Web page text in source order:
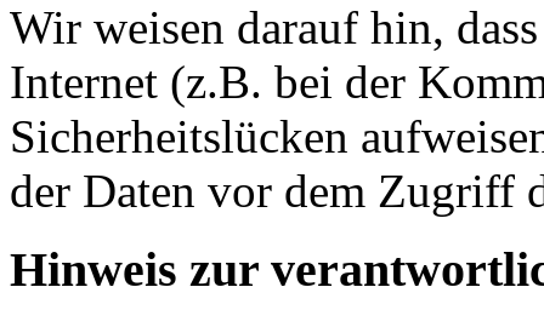
Wir weisen darauf hin,
Internet (z.B. bei der
Sicherheitslücken
der Daten vor dem Zugriff
Hinweis zur